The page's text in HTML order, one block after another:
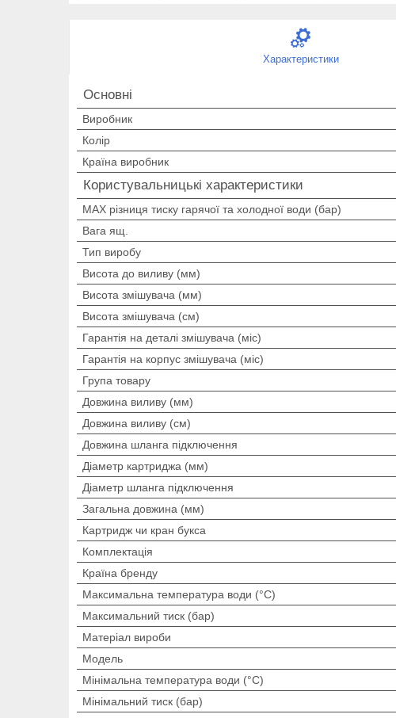
Характеристики
Основні
Виробник
Колір
Країна виробник
Користувальницькі характеристики
MAX різниця тиску гарячої та холодної води (бар)
Вага ящ.
Тип виробу
Висота до виливу (мм)
Висота змішувача (мм)
Висота змішувача (см)
Гарантія на деталі змішувача (міс)
Гарантія на корпус змішувача (міс)
Група товару
Довжина виливу (мм)
Довжина виливу (см)
Довжина шланга підключення
Діаметр картриджа (мм)
Діаметр шланга підключення
Загальна довжина (мм)
Картридж чи кран букса
Комплектація
Країна бренду
Максимальна температура води (°C)
Максимальний тиск (бар)
Матеріал вироби
Мoдель
Мінімальна температура води (°C)
Мінімальний тиск (бар)